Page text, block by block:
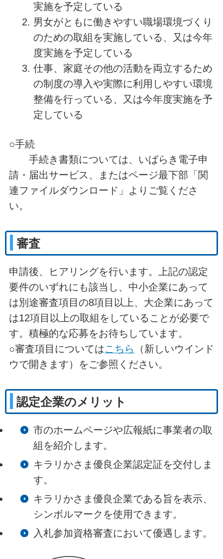
実施を予定している
男女がともに働きやすい職場環境づくり
のための取組を実施している、又は今年
度実施を予定している
仕事、家庭その他の活動を両立するため
の制度の導入や実際に利用しやすい環境
整備を行っている、又は今年度実施を予
定している
○手続
手続き書類については、いばらき電子申
請・届出サービス、またはページ最下部「関
連ファイルダウンロード」よりご覧くださ
い。
審査
申請後、ヒアリングを行います。上記の認定
要件のいずれにも該当し、中小企業にあって
は別途審査項目の8項目以上、大企業にあって
は12項目以上の取組をしていることが必要で
す。積極的な応募をお待ちしています。
○審査項目についてはこちら
（新しいウインド
ウで開きます） をご参照ください。
認定企業のメリット
市のホームページや広報紙に事業者の取
組を紹介します。
キラリかさま優良企業認定証を交付しま
す。
キラリかさま優良企業である旨を表示、
シンボルマークを使用できます。
入札参加資格審査において優遇します。